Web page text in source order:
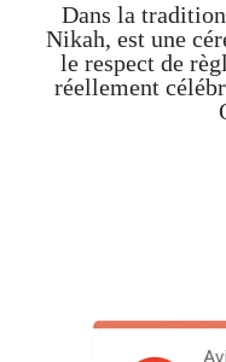
Dans la
Nikah, est une
le respect de
réellement